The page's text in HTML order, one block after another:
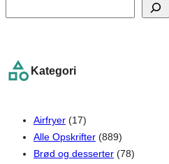
e
c
Kategori
Airfryer (17)
Alle Opskrifter (889)
Brød og desserter (78)